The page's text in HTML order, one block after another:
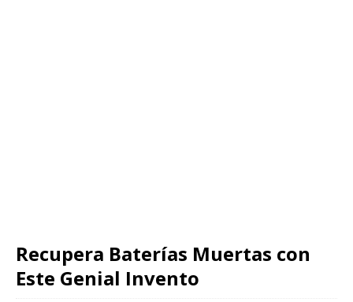
Recupera Baterías Muertas con
Este Genial Invento